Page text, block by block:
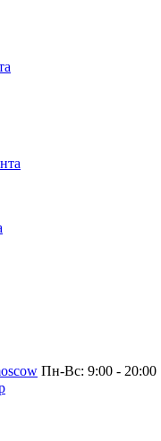
Пн-Вс: 9:00 - 20:00